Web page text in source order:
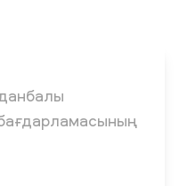
бағдарламасының